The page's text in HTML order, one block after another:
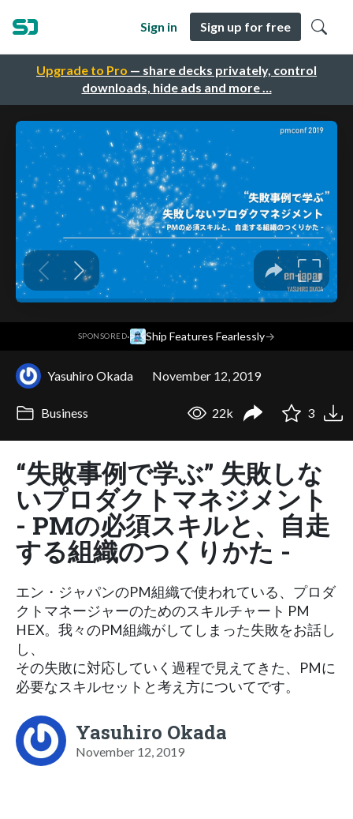
Upgrade to Pro — share decks privately, control
downloads, hide ads and more …
Sign in Sign up for free
SPONSORED· Ship Features Fearlessly→
Yasuhiro Okada November 12, 2019
Business 22k 3
“失敗事例で学ぶ” 失敗しな
いプロダクトマネジメント
- PMの必須スキルと、自走
する組織のつくりかた -
エン・ジャパンのPM組織で使われている、プロダ
クトマネージャーのためのスキルチャート PM
HEX。我々のPM組織がしてしまった失敗をお話し
し、
その失敗に対応していく過程で見えてきた、PMに
必要なスキルセットと考え方についてです。
Yasuhiro Okada
November 12, 2019